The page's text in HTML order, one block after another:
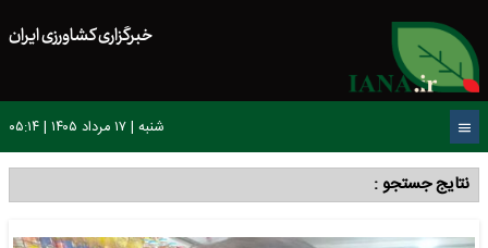
خبرگزاری کشاورزی ایران
شنبه | ۱۷ مرداد ۱۴۰۵ | ۰۵:۱۴
نتایج جستجو :